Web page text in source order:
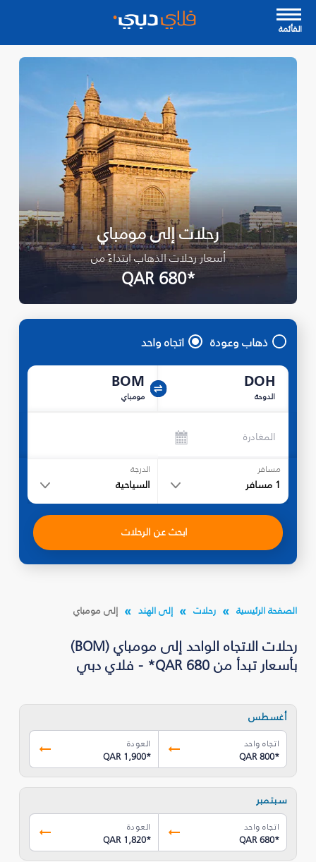
القأئمة
رحلات إلى مومباي
أسعار رحلات الذهاب ابتداءً من
*QAR 680
ذهاب وعودة اتجاه واحد
DOH
الدوحة
BOM
مومباي
المغادرة
مسافر
1 مسافر
الدرجة
السياحية
ابحث عن الرحلات
الصفحة الرئيسية رحلات إلى الهند إلى مومباي
رحلات الاتجاه الواحد إلى مومباي (BOM)
بأسعار تبدأ من QAR 680* - فلاي دبي
أغسطس
اتجاه واحد
QAR 800*
العودة
QAR 1,900*
سبتمبر
اتجاه واحد
QAR 680*
العودة
QAR 1,820*